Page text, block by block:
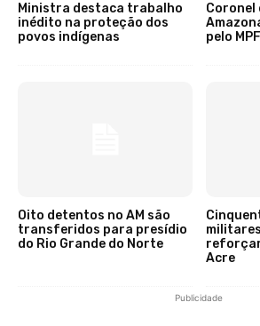
Ministra destaca trabalho
inédito na proteção dos
povos indígenas
Coronel
pelo
Oito detentos no AM são
transferidos para presídio
do Rio Grande do Norte
Acre
Publicidade